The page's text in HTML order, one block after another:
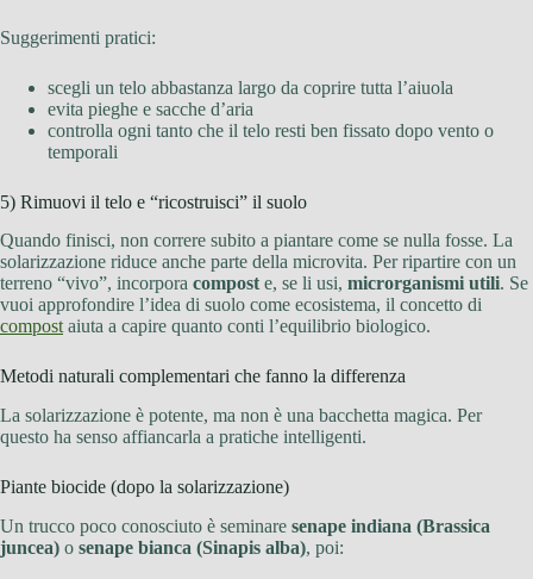
Suggerimenti pratici:
scegli un telo abbastanza largo da coprire tutta l’aiuola
evita pieghe e sacche d’aria
controlla ogni tanto che il telo resti ben fissato dopo vento o
temporali
5) Rimuovi il telo e “ricostruisci” il suolo
Quando finisci, non correre subito a piantare come se nulla fosse. La
solarizzazione riduce anche parte della microvita. Per ripartire con un
terreno “vivo”, incorpora composte, se li usi, microrganismi utili. Se
vuoi approfondire l’idea di suolo come ecosistema, il concetto di
compostaiuta a capire quanto conti l’equilibrio biologico.
Metodi naturali complementari che fanno la differenza
La solarizzazione è potente, ma non è una bacchetta magica. Per
questo ha senso affiancarla a pratiche intelligenti.
Piante biocide (dopo la solarizzazione)
Un trucco poco conosciuto è seminare senape indiana (Brassica
juncea) o senape bianca (Sinapis alba), poi: